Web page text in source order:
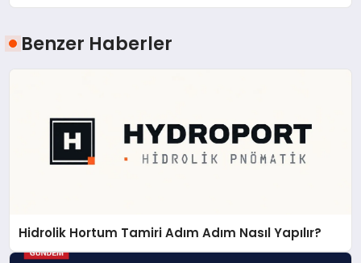
Benzer Haberler
Hidrolik Hortum Tamiri Adım Adım Nasıl Yapılır?